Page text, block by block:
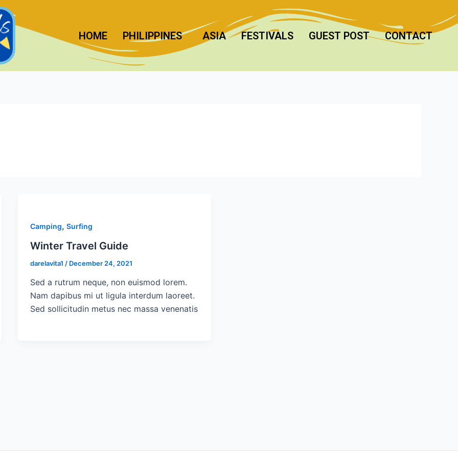
HOME PHILIPPINES ASIA FESTIVALS GUEST POST CONTACT
Camping, Surfing
Winter Travel Guide
darelavita1 / December 24, 2021
Sed a rutrum neque, non euismod lorem.
Nam dapibus mi ut ligula interdum laoreet.
Sed sollicitudin metus nec massa venenatis